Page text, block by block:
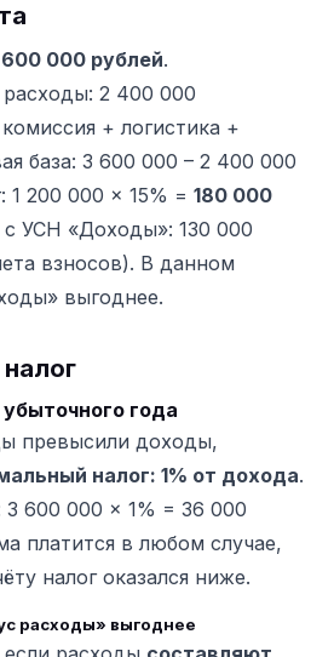
000 рублей.
2 400 000
+ логистика +
база: 3 600 000 – 2 400 000
1 200 000 × 15% = 180 000
с УСН «Доходы»: 130 000
взносов). В данном
выгоднее.
года
превысили доходы,
налог: 1% от дохода.
600 000 × 1% = 36 000
платится в любом случае,
налог оказался ниже.
расходы» выгоднее